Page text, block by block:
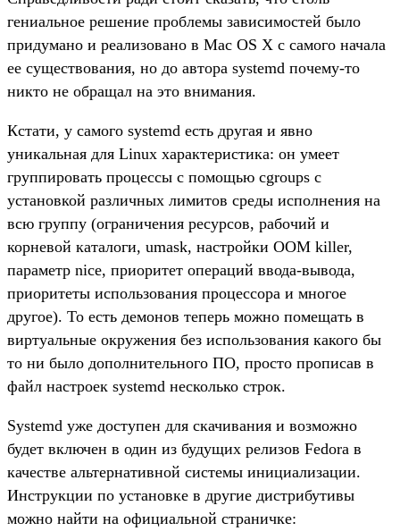
гениальное решение проблемы зависимостей было
придумано и реализовано в Mac OS X с самого начала
ее существования, но до автора systemd почему-то
никто не обращал на это внимания.
Кстати, у самого systemd есть другая и явно
уникальная для Linux характеристика: он умеет
группировать процессы с помощью cgroups с
установкой различных лимитов среды исполнения на
всю группу (ограничения ресурсов, рабочий и
корневой каталоги, umask, настройки OOM killer,
параметр nice, приоритет операций ввода-вывода,
приоритеты использования процессора и многое
другое). То есть демонов теперь можно помещать в
виртуальные окружения без использования какого бы
то ни было дополнительного ПО, просто прописав в
файл настроек systemd несколько строк.
Systemd уже доступен для скачивания и возможно
будет включен в один из будущих релизов Fedora в
качестве альтернативной системы инициализации.
Инструкции по установке в другие дистрибутивы
можно найти на официальной страничке: